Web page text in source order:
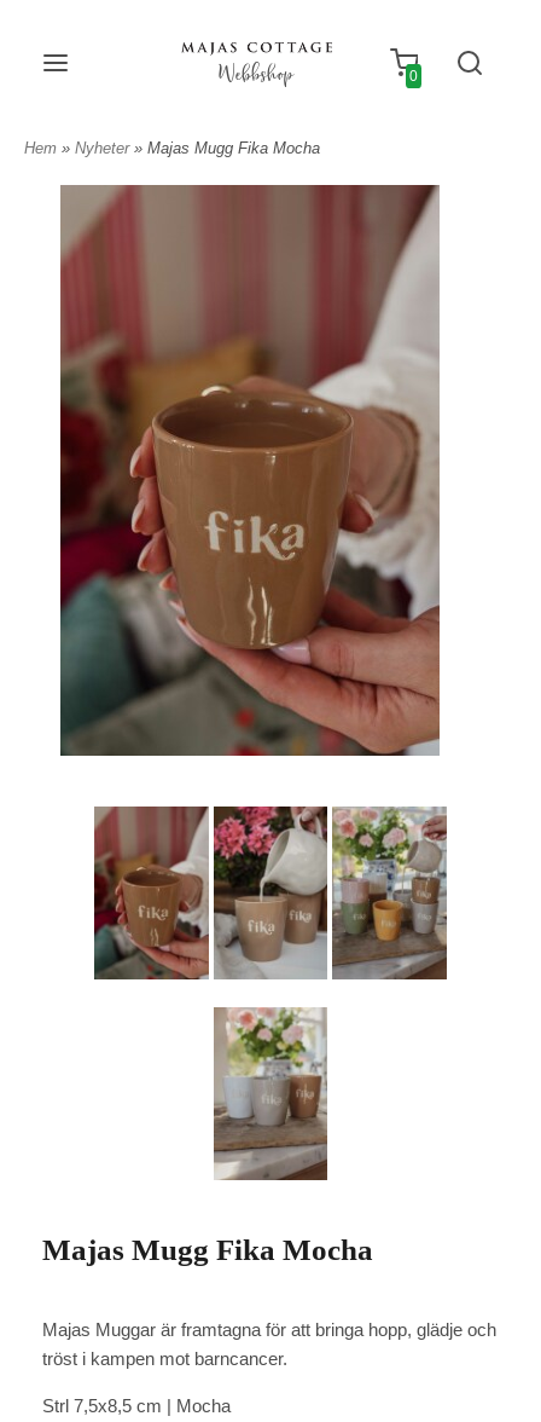
Webbshop 0
Hem » Nyheter » Majas Mugg Fika Mocha
Majas Mugg Fika Mocha
Majas Muggar är framtagna för att bringa hopp, glädje och
tröst i kampen mot barncancer.
Strl 7,5x8,5 cm | Mocha